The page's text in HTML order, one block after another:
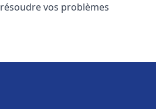
résoudre vos problèmes